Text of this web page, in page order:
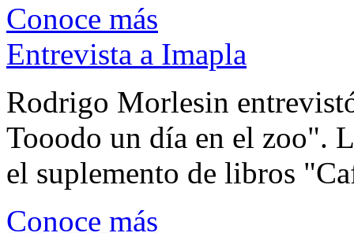
Conoce más
Entrevista a Imapla
Rodrigo Morlesin
Tooodo un día en el zoo".
el suplemento de libros
Conoce más